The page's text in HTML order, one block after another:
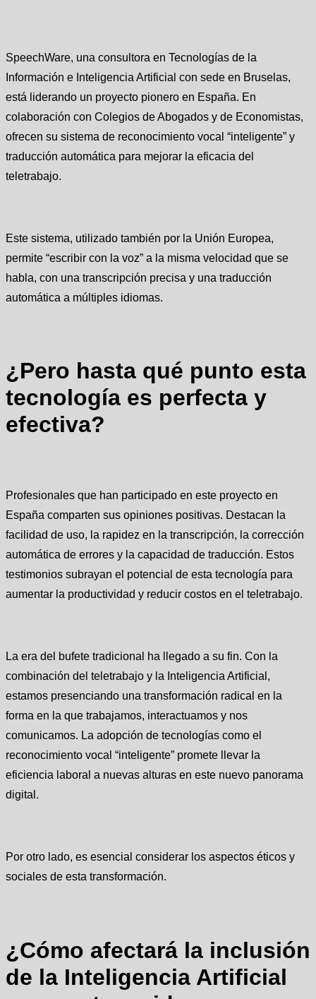
SpeechWare, una consultora en Tecnologías de la
Información e Inteligencia Artificial con sede en Bruselas,
está liderando un proyecto pionero en España. En
colaboración con Colegios de Abogados y de Economistas,
ofrecen su sistema de reconocimiento vocal “inteligente” y
traducción automática para mejorar la eficacia del
teletrabajo.
Este sistema, utilizado también por la Unión Europea,
permite “escribir con la voz” a la misma velocidad que se
habla, con una transcripción precisa y una traducción
automática a múltiples idiomas.
¿Pero hasta qué punto esta
tecnología es perfecta y
efectiva?
Profesionales que han participado en este proyecto en
España comparten sus opiniones positivas. Destacan la
facilidad de uso, la rapidez en la transcripción, la corrección
automática de errores y la capacidad de traducción. Estos
testimonios subrayan el potencial de esta tecnología para
aumentar la productividad y reducir costos en el teletrabajo.
La era del bufete tradicional ha llegado a su fin. Con la
combinación del teletrabajo y la Inteligencia Artificial,
estamos presenciando una transformación radical en la
forma en la que trabajamos, interactuamos y nos
comunicamos. La adopción de tecnologías como el
reconocimiento vocal “inteligente” promete llevar la
eficiencia laboral a nuevas alturas en este nuevo panorama
digital.
Por otro lado, es esencial considerar los aspectos éticos y
sociales de esta transformación.
¿Cómo afectará la inclusión
de la Inteligencia Artificial